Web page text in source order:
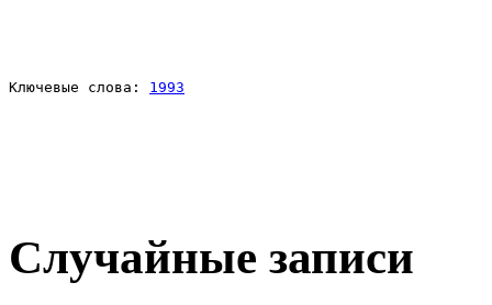
Ключевые слова: 1993
Случайные записи